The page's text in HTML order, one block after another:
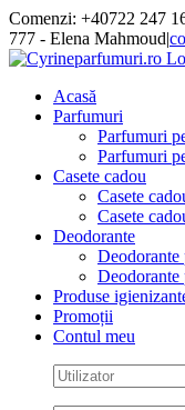
Skip
to
content
Comenzi: +40722 247
777 - Elena Mahmoud|
Facebook
Acasă
Parfumuri
Parfumuri
Parfumuri
Casete cadou
Casete
Casete
Deodorante
Deodorante
Deodorante
Produse
Promoții
Contul meu